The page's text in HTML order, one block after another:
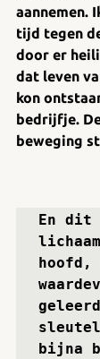
aannemen.
tijd tegen
door er
dat leven
kon
bedrijfje.
beweging
En dit
hoofd,
bijna